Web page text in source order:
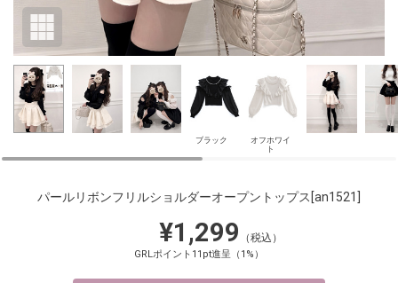
ブラック
オフホワイ
ト
パールリボンフリルショルダーオープントップス [an1521]
¥1,299 （税込）
GRLポイント11pt進呈（1%）